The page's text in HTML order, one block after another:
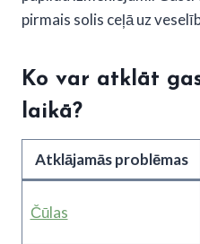
pirmais solis ceļā uz
Ko var atklāt
laikā?
Atklājamās problēmas
Čūlas